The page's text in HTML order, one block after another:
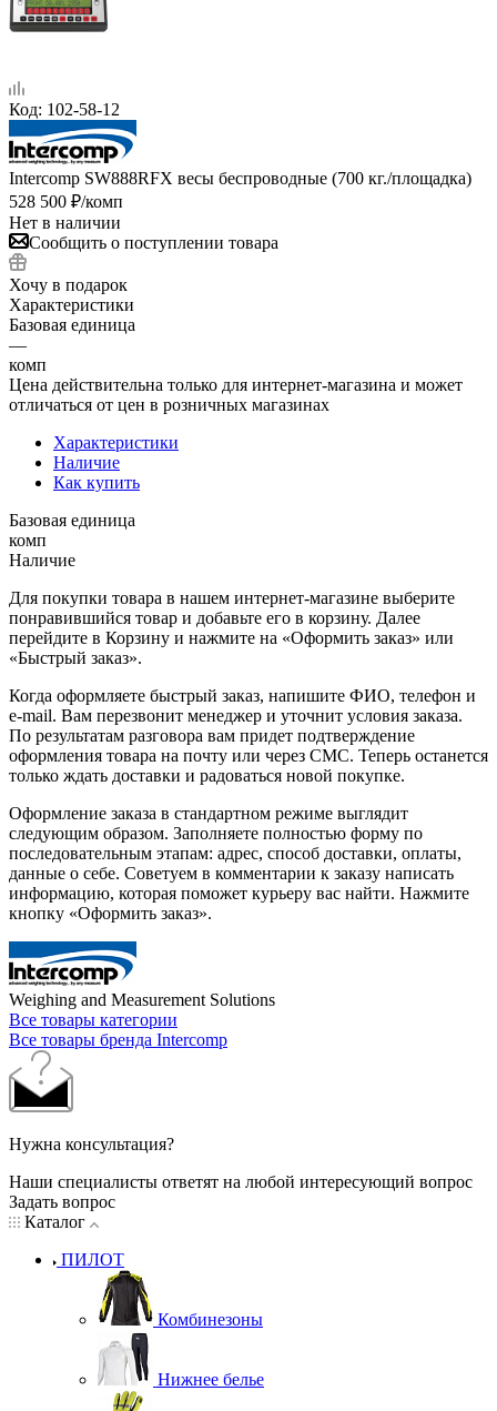
Код: 102-58-12
Intercomp SW888RFX весы беспроводные (700 кг./площадка)
528 500 ₽/комп
Нет в наличии
Сообщить о поступлении товара
Хочу в подарок
Характеристики
Базовая единица
—
комп
Цена действительна только для интернет-магазина и может
отличаться от цен в розничных магазинах
Характеристики
Наличие
Как купить
Базовая единица
комп
Наличие
Для покупки товара в нашем интернет-магазине выберите
понравившийся товар и добавьте его в корзину. Далее
перейдите в Корзину и нажмите на «Оформить заказ» или
«Быстрый заказ».
Когда оформляете быстрый заказ, напишите ФИО, телефон и
e-mail. Вам перезвонит менеджер и уточнит условия заказа.
По результатам разговора вам придет подтверждение
оформления товара на почту или через СМС. Теперь останется
только ждать доставки и радоваться новой покупке.
Оформление заказа в стандартном режиме выглядит
следующим образом. Заполняете полностью форму по
последовательным этапам: адрес, способ доставки, оплаты,
данные о себе. Советуем в комментарии к заказу написать
информацию, которая поможет курьеру вас найти. Нажмите
кнопку «Оформить заказ».
Weighing and Measurement Solutions
Все товары категории
Все товары бренда Intercomp
Нужна консультация?
Наши специалисты ответят на любой интересующий вопрос
Задать вопрос
Каталог
ПИЛОТ
Комбинезоны
Нижнее белье